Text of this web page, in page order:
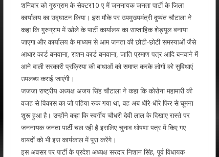
शनिवार को गुरुग्राम के सेक्टर10 ए में जननायक जनता पार्टी के जिला
कार्यालय का उद्घाटन किया। इस मौके पर उपमुख्यमंत्री दुष्यंत चौटाला ने
कहा कि गुरुग्राम में खोले के पार्टी कार्यालय का साप्ताहिक शेड्यूल बनाया
जाएगा और कार्यालय के माध्यम से आम जनता की छोटी-छोटी समस्याओं जैसे
आधार कार्ड बनवाना, राशन कार्ड बनवाना, जाति प्रमाण पत्र आदि बनवाने में
आने वाली सरकारी प्रक्रिया की बाधाओं को समाप्त करके लोगों को सुविधाएं
उपलब्ध कराई जाएंगी।
जजजा राष्ट्रीय अध्यक्ष अजय सिंह चौटाला ने कहा कि कोरोना महामारी की
वजह से विकास का जो पहिया रुक गया था, वह अब धीरे-धीरे फिर से घूमना
शुरू हुआ है। उन्होंने कहा कि स्वर्गीय चौधरी देवी लाल के दिखाए रास्ते पर
जननायक जनता पार्टी चल रही है इसलिए चुनाव घोषणा पत्र में किए गए
वायदों को भी इस कार्यकाल में पूरा करेंगे।
इस अवसर पर पार्टी के प्रदेश अध्यक्ष सरदार निशान सिंह, पूर्व विधायक